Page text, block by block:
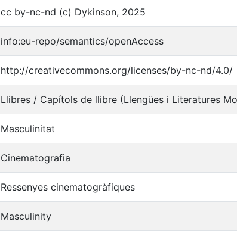
cc by-nc-nd (c) Dykinson, 2025
info:eu-repo/semantics/openAccess
http://creativecommons.org/licenses/by-nc-nd/4.0/
Llibres / Capítols de llibre (Llengües i Literatures
Masculinitat
Cinematografia
Ressenyes cinematogràfiques
Masculinity